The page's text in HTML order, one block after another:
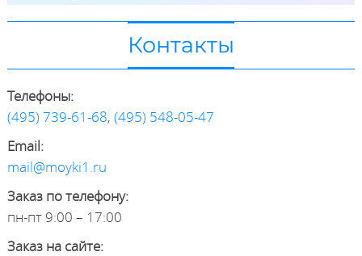
Контакты
Телефоны:
(495) 739-61-68, (495) 548-05-47
Email:
mail@moyki1.ru
Заказ по телефону:
пн-пт 9:00 – 17:00
Заказ на сайте: